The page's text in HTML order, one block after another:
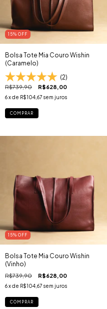
15% OFF
Bolsa Tote Mia Couro Wishin
(Caramelo)
(2)
R$739,90 R$628,00
6x de R$104,67 sem juros
COMPRAR
15% OFF
Bolsa Tote Mia Couro Wishin
(Vinho)
R$739,90 R$628,00
6x de R$104,67 sem juros
COMPRAR